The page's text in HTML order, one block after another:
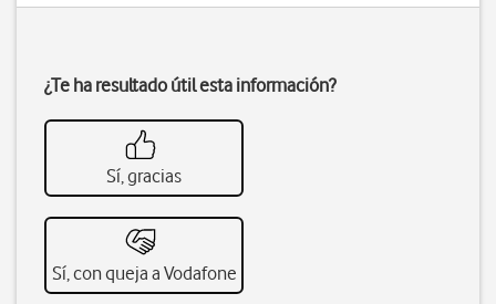
¿Te ha resultado útil esta información?
Sí, gracias
Sí, con queja a Vodafone